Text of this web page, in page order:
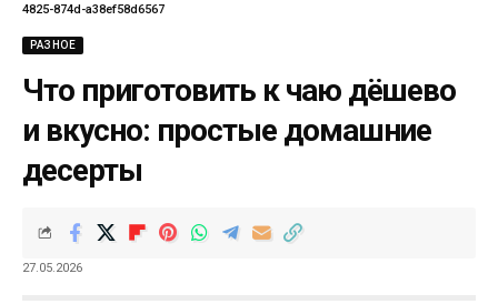
4825-874d-a38ef58d6567
РАЗНОЕ
Что приготовить к чаю дёшево
и вкусно: простые домашние
десерты
27.05.2026